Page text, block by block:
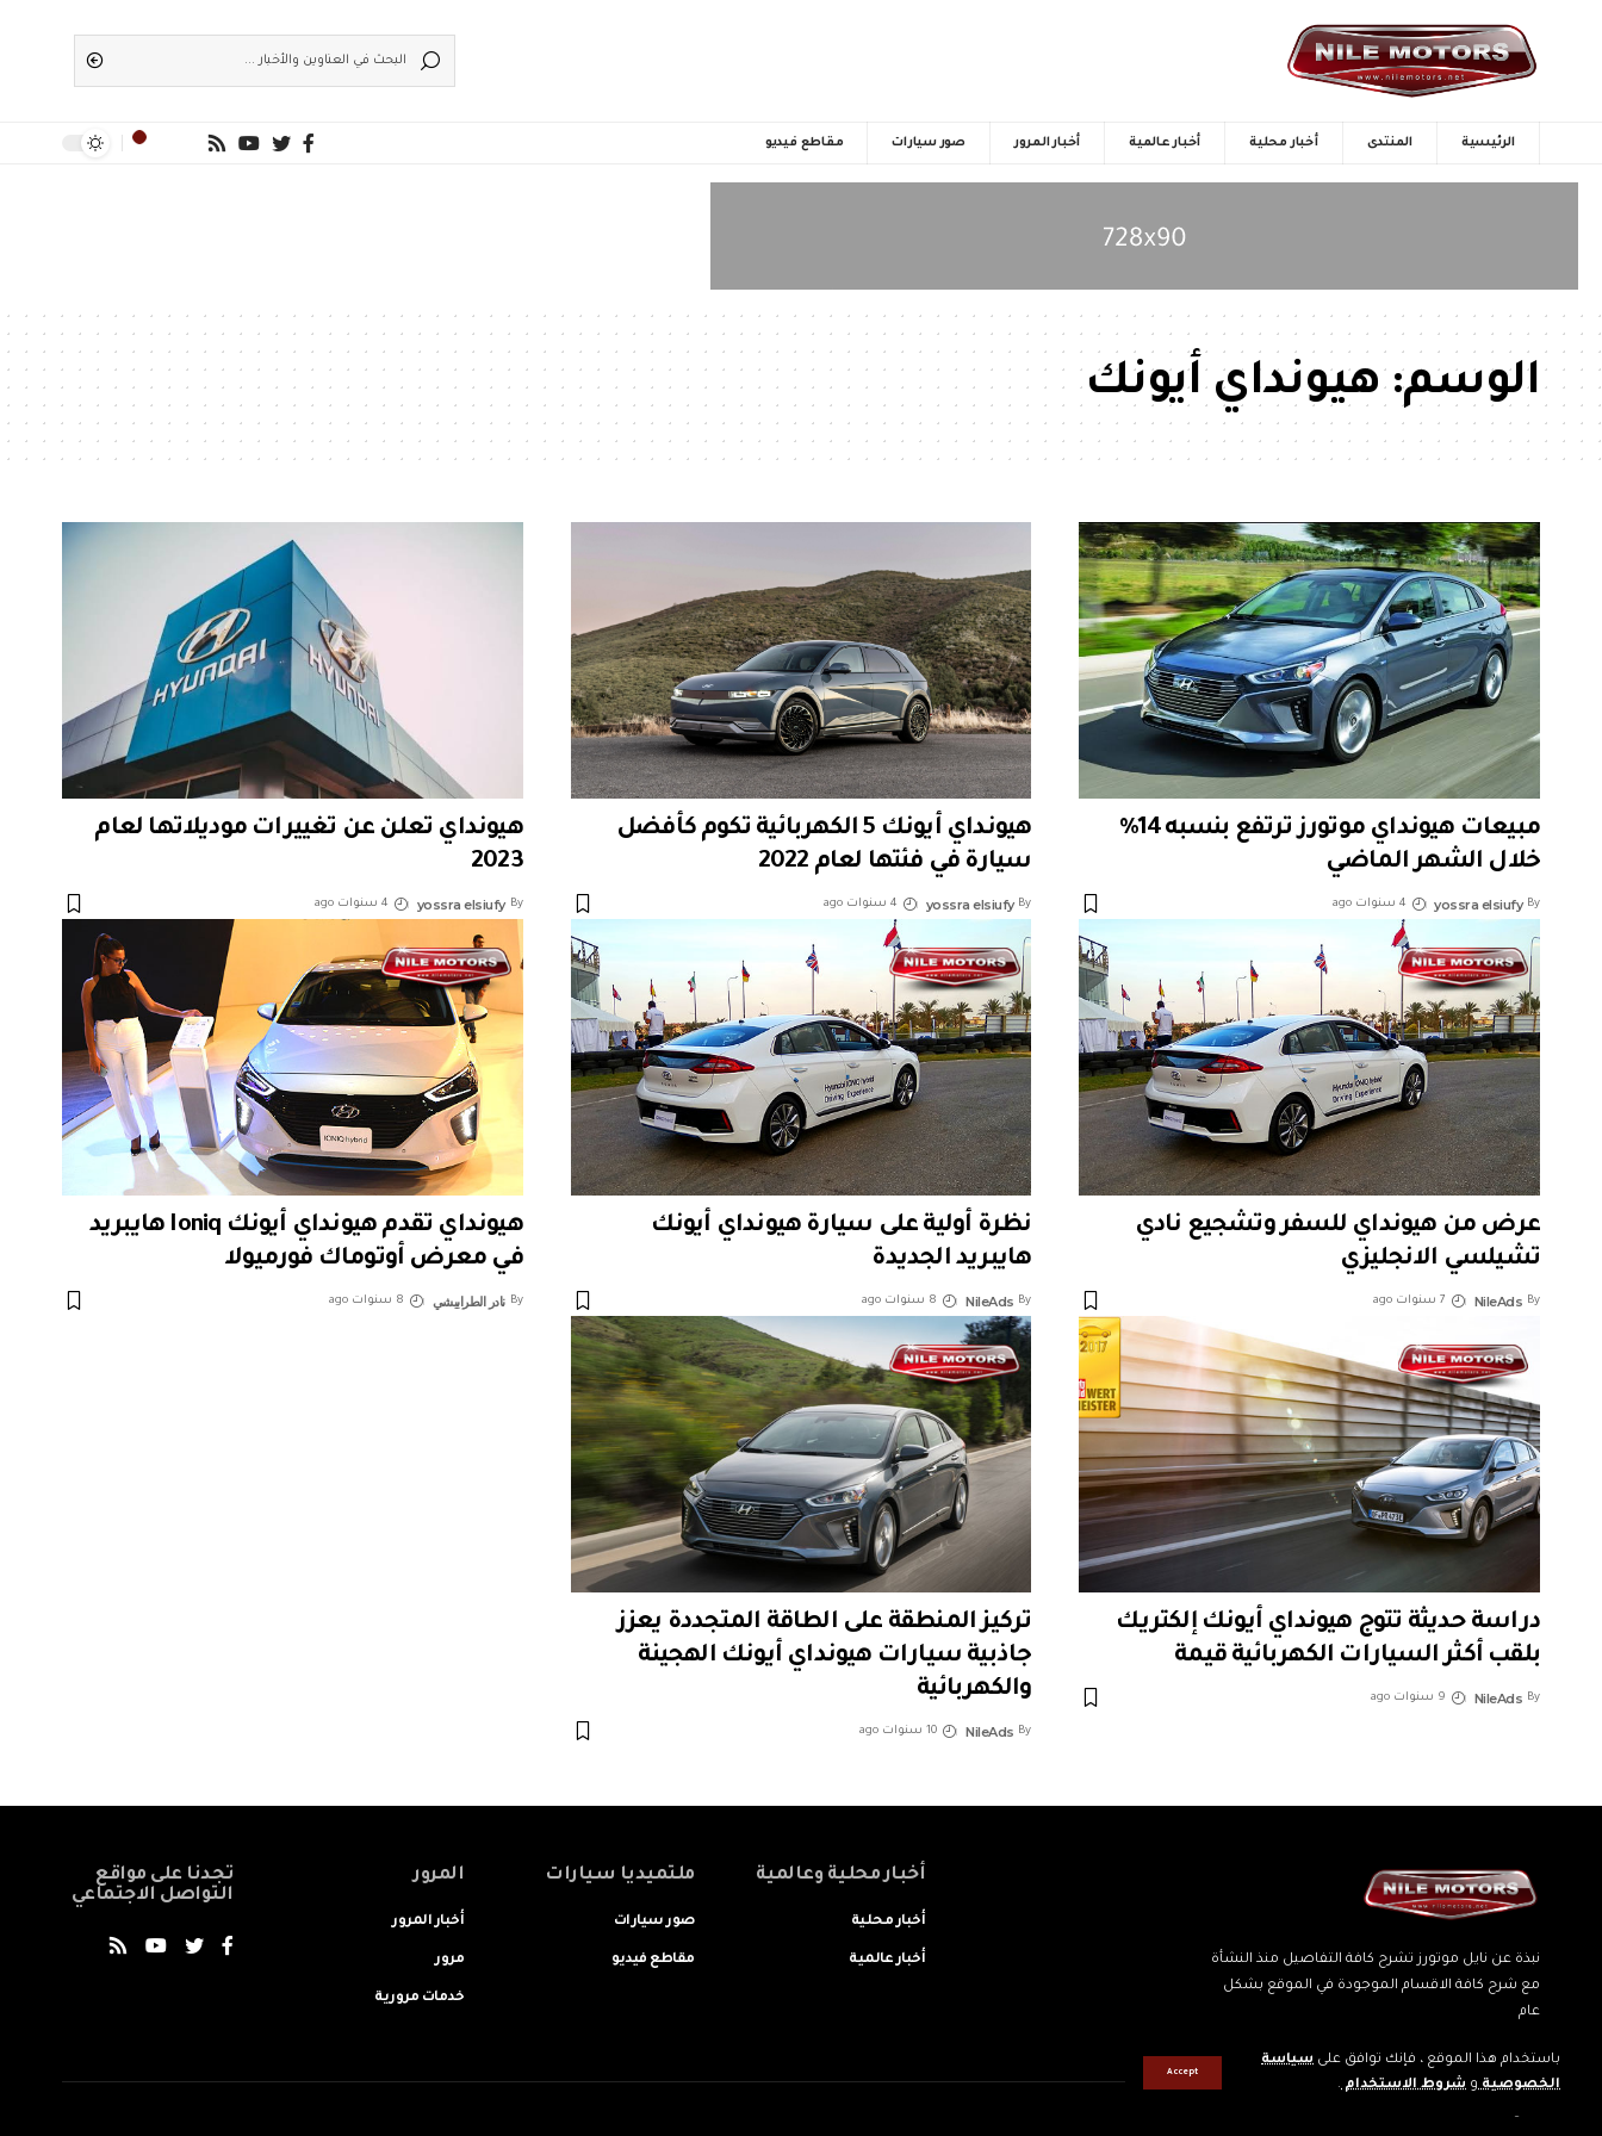
باستخدام هذا الموقع ، فإنك توافق على سياسة
الخصوصيةو شروط الاستخدام.
Accept
الرئيسية المنتدى أخبار محلية أخبار عالمية أخبار المرور صور سيارات مقاطع فيديو
الوسم:هيونداي أيونك
مبيعات هيونداي موتورز ترتفع بنسبه 14%
خلال الشهر الماضي
By
yossra elsiufy 4 سنوات ago
هيونداي أيونك 5 الكهربائية تكوم كأفضل
سيارة في فئتها لعام 2022
By
yossra elsiufy 4 سنوات ago
هيونداي تعلن عن تغييرات موديلاتها لعام
2023
By
yossra elsiufy 4 سنوات ago
عرض من هيونداي للسفر وتشجيع نادي
تشيلسي الانجليزي
By
NileAds 7 سنوات ago
نظرة أولية على سيارة هيونداي أيونك
هايبريد الجديدة
By
NileAds 8 سنوات ago
هيونداي تقدم هيونداي أيونك Ioniq هايبريد
في معرض أوتوماك فورميولا
By نادر الطرابيشي 8 سنوات ago
دراسة حديثة تتوج هيونداي أيونك إلكتريك
بلقب أكثر السيارات الكهربائية قيمة
By
NileAds 9 سنوات ago
تركيز المنطقة على الطاقة المتجددة يعزز
جاذبية سيارات هيونداي أيونك الهجينة
والكهربائية
By
NileAds 10 سنوات ago
نبذة عن نايل موتورز تشرح كافة التفاصيل منذ النشأة
مع شرح كافة الاقسام الموجودة في الموقع بشكل
عام
أخبار محلية وعالمية
أخبار محلية
أخبار عالمية
ملتميديا سيارات
صور سيارات
مقاطع فيديو
المرور
أخبار المرور
مرور
خدمات مرورية
تجدنا على مواقع
التواصل الاجتماعي